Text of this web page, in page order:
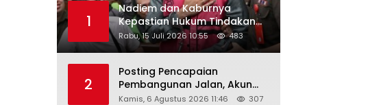
1
Nadiem dan Kaburnya
Kepastian Hukum Tindakan
Pejabat Publik
Rabu, 15 Juli 2026 10:55 483
2
Posting Pencapaian
Pembangunan Jalan, Akun
Facebook Pemerintah
Kamis, 6 Agustus 2026 11:46 307